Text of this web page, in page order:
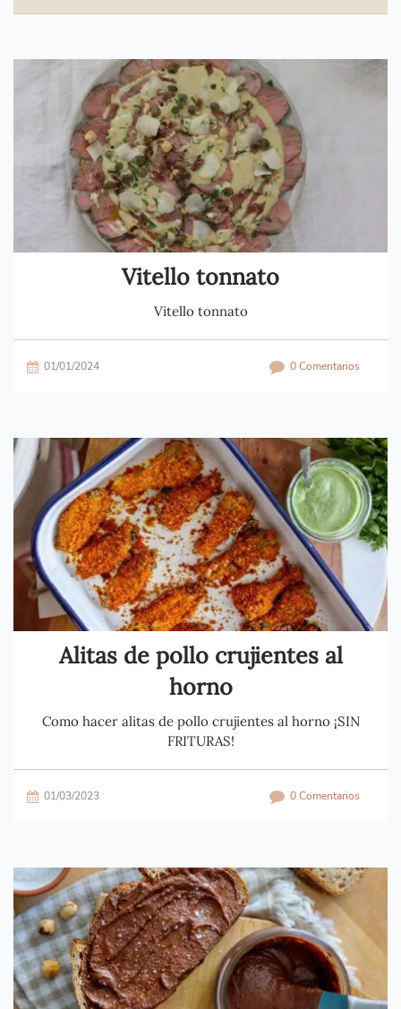
Vitello tonnato
Vitello tonnato
01/01/2024 0 Comentarios
Alitas de pollo crujientes al
horno
Como hacer alitas de pollo crujientes al horno ¡SIN
FRITURAS!
01/03/2023 0 Comentarios